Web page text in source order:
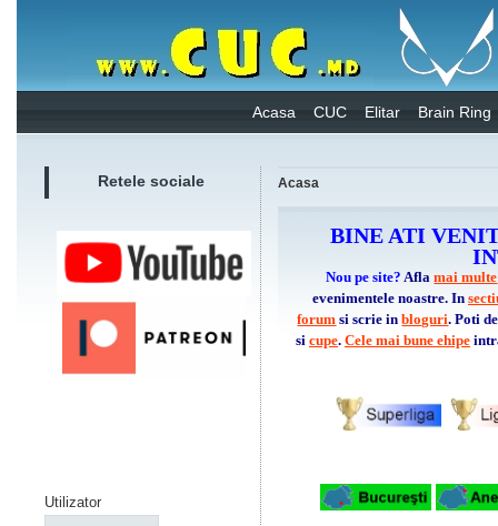
Acasa CUC Elitar Brain Ring
Retele sociale
Utilizator
Acasa
BINE ATI
Nou pe site? Aflamai multe
evenimentele noastre. In
forum si scrie inbloguri. Poti
si cupe. Cele mai bune ehipe